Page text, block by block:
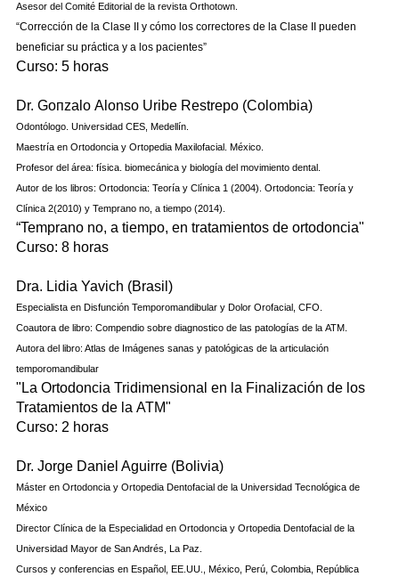
Asesor del Comité Editorial de la revista Orthotown.
“Corrección de la Clase II у cómo los correctores de la Clase II pueden
beneficiar su práctica у а los pacientes”
Curso: 5 horas
Dr. Gопzаlо Аlоnsо Uribe Restrepo (Colombia)
Odontólogo. Universidad CES, Medellín.
Maestría en Ortodoncia у Ortopedia Maxilofacial. México.
Profesor del área: física. biomecánica у biología del movimiento dental.
Autor de los libros: Ortodoncia: Teoría у Clínica 1 (2004). Ortodoncia: Teoría у
Clínica 2(2010) у Temprano no, а tiempo (2014).
“Temprano no, а tiempo, en tratamientos de ortodoncia"
Curso: 8 horas
Dra. Lidia Yavich (Brasil)
Especialista en Disfunción Temporomandibular у Dolor Orofacial, CFO.
Coautora de libro: Compendio sobre diagnostico de las patologías de la АТМ.
Autora del libro: Atlas de Imágenes sanas у patológicas de la articulación
temporomandibular
"La Ortodoncia Tridimensional en la Finalización de los
Tratamientos de la АТМ"
Curso: 2 horas
Dr. Jorge Daniel Aguirre (Bolivia)
Máster en Ortodoncia у Ortopedia Dentofacial de la Universidad Tecnológica de
México
Director Clínica de la Especialidad en Ortodoncia у Ortopedia Dentofacial de la
Universidad Mayor de San Andrés, La Paz.
Cursos у conferencias en Español, EE.UU., México, Perú, Colombia, República